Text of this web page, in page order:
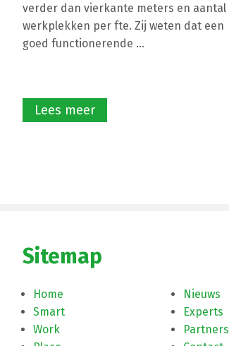
verder dan vierkante meters en aantal
werkplekken per fte. Zij weten dat een
goed functionerende ...
Lees meer
Sitemap
Home
Smart
Work
Nieuws
Experts
Partners